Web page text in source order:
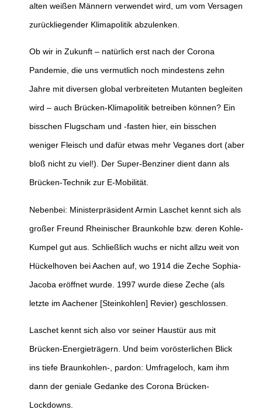
alten weißen Männern verwendet wird, um vom Versagen
zurückliegender Klimapolitik abzulenken.
Ob wir in Zukunft – natürlich erst nach der Corona
Pandemie, die uns vermutlich noch mindestens zehn
Jahre mit diversen global verbreiteten Mutanten begleiten
wird – auch Brücken-Klimapolitik betreiben können? Ein
bisschen Flugscham und -fasten hier, ein bisschen
weniger Fleisch und dafür etwas mehr Veganes dort (aber
bloß nicht zu viel!). Der Super-Benziner dient dann als
Brücken-Technik zur E-Mobilität.
Nebenbei: Ministerpräsident Armin Laschet kennt sich als
großer Freund Rheinischer Braunkohle bzw. deren Kohle-
Kumpel gut aus. Schließlich wuchs er nicht allzu weit von
Hückelhoven bei Aachen auf, wo 1914 die Zeche Sophia-
Jacoba eröffnet wurde. 1997 wurde diese Zeche (als
letzte im Aachener [Steinkohlen] Revier) geschlossen.
Laschet kennt sich also vor seiner Haustür aus mit
Brücken-Energieträgern. Und beim vorösterlichen Blick
ins tiefe Braunkohlen-, pardon: Umfrageloch, kam ihm
dann der geniale Gedanke des Corona Brücken-
Lockdowns.